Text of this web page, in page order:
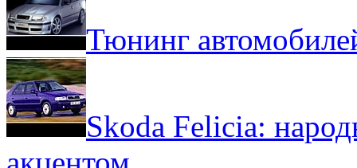
Тюнинг
Skoda Felicia: